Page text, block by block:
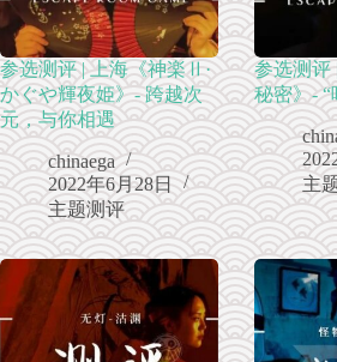
参选测评 | 上海《神楽Ⅱ·
かぐや輝夜姫》- 跨越次
元，与你相遇
chinaega
2022年6月28日
主题测评
参选测评
秘密》- “
主